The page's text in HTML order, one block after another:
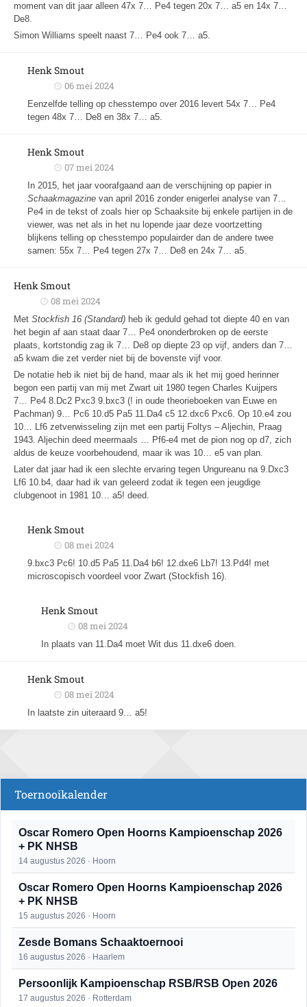
moment van dit jaar alleen 47x 7… Pe4 tegen 20x 7… a5 en 14x 7…
De8.
Simon Williams speelt naast 7… Pe4 ook 7… a5.
Henk Smout
06 mei 2024
Eenzelfde telling op chesstempo over 2016 levert 54x 7… Pe4
tegen 48x 7… De8 en 38x 7… a5.
Henk Smout
07 mei 2024
In 2015, het jaar voorafgaand aan de verschijning op papier in
Schaakmagazine van april 2016 zonder enigerlei analyse van 7…
Pe4 in de tekst of zoals hier op Schaaksite bij enkele partijen in de
viewer, was net als in het nu lopende jaar deze voortzetting
blijkens telling op chesstempo populairder dan de andere twee
samen: 55x 7… Pe4 tegen 27x 7… De8 en 24x 7… a5.
Henk Smout
08 mei 2024
Met Stockfish 16 (Standard) heb ik geduld gehad tot diepte 40 en van
het begin af aan staat daar 7… Pe4 ononderbroken op de eerste
plaats, kortstondig zag ik 7… De8 op diepte 23 op vijf, anders dan 7…
a5 kwam die zet verder niet bij de bovenste vijf voor.
De notatie heb ik niet bij de hand, maar als ik het mij goed herinner
begon een partij van mij met Zwart uit 1980 tegen Charles Kuijpers
7… Pe4 8.Dc2 Pxc3 9.bxc3 (! in oude theorieboeken van Euwe en
Pachman) 9… Pc6 10.d5 Pa5 11.Da4 c5 12.dxc6 Pxc6. Op 10.e4 zou
10… Lf6 zetverwisseling zijn met een partij Foltys – Aljechin, Praag
1943. Aljechin deed meermaals … Pf6-e4 met de pion nog op d7, zich
aldus de keuze voorbehoudend, maar ik was 10… e5 van plan.
Later dat jaar had ik een slechte ervaring tegen Ungureanu na 9.Dxc3
Lf6 10.b4, daar had ik van geleerd zodat ik tegen een jeugdige
clubgenoot in 1981 10… a5! deed.
Henk Smout
08 mei 2024
9.bxc3 Pc6! 10.d5 Pa5 11.Da4 b6! 12.dxe6 Lb7! 13.Pd4! met
microscopisch voordeel voor Zwart (Stockfish 16).
Henk Smout
08 mei 2024
In plaats van 11.Da4 moet Wit dus 11.dxe6 doen.
Henk Smout
08 mei 2024
In laatste zin uiteraard 9… a5!
Toernooikalender
Oscar Romero Open Hoorns Kampioenschap 2026
+ PK NHSB
14 augustus 2026 · Hoorn
Oscar Romero Open Hoorns Kampioenschap 2026
+ PK NHSB
15 augustus 2026 · Hoorn
Zesde Bomans Schaaktoernooi
16 augustus 2026 · Haarlem
Persoonlijk Kampioenschap RSB/RSB Open 2026
17 augustus 2026 · Rotterdam